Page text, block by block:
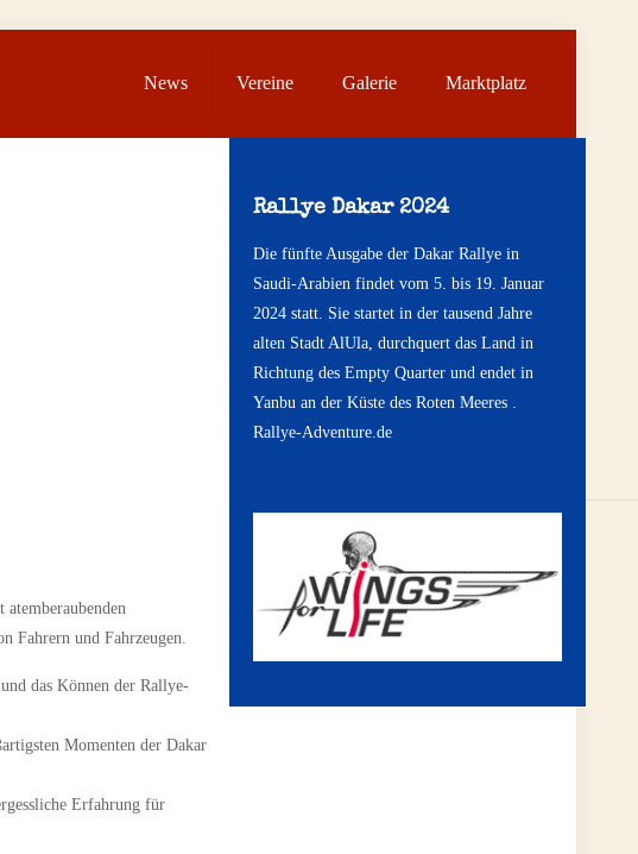
News Vereine Galerie Marktplatz
Fahrern und Fahrzeugen.
das Können der Rallye-
Momenten der Dakar
Erfahrung für
Rallye Dakar 2024
Die fünfte Ausgabe der Dakar Rallye in
Saudi-Arabien findet vom 5. bis 19. Januar
2024 statt. Sie startet in der tausend Jahre
alten Stadt AlUla, durchquert das Land in
Richtung des Empty Quarter und endet in
Yanbu an der Küste des Roten Meeres .
Rallye-Adventure.de